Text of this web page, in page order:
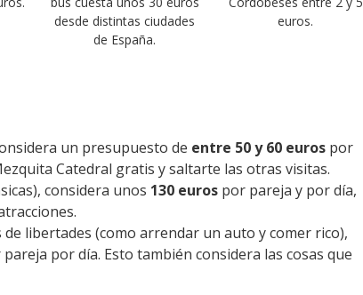
desde distintas ciudades
de España.
euros.
un presupuesto de entre 50 y 60 euros por
Catedral gratis y saltarte las otras visitas.
considera unos 130 euros por pareja y por día,
de libertades (como arrendar un auto y comer rico),
por día. Esto también considera las cosas que